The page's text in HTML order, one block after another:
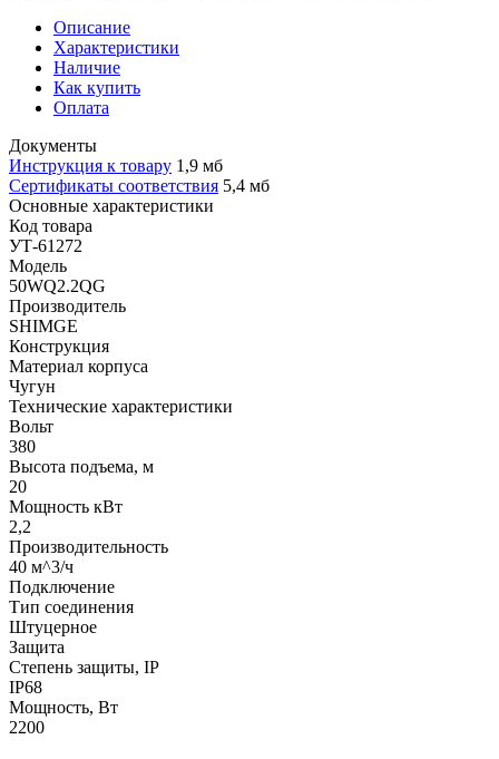
Описание
Характеристики
Наличие
Как купить
Оплата
Документы
Инструкция к товару 1,9 мб
Сертификаты соответствия 5,4 мб
Основные характеристики
Код товара
УТ-61272
Модель
50WQ2.2QG
Производитель
SHIMGE
Конструкция
Материал корпуса
Чугун
Технические характеристики
Вольт
380
Высота подъема, м
20
Мощность кВт
2,2
Производительность
40 м^3/ч
Подключение
Тип соединения
Штуцерное
Защита
Степень защиты, IP
IP68
Мощность, Вт
2200